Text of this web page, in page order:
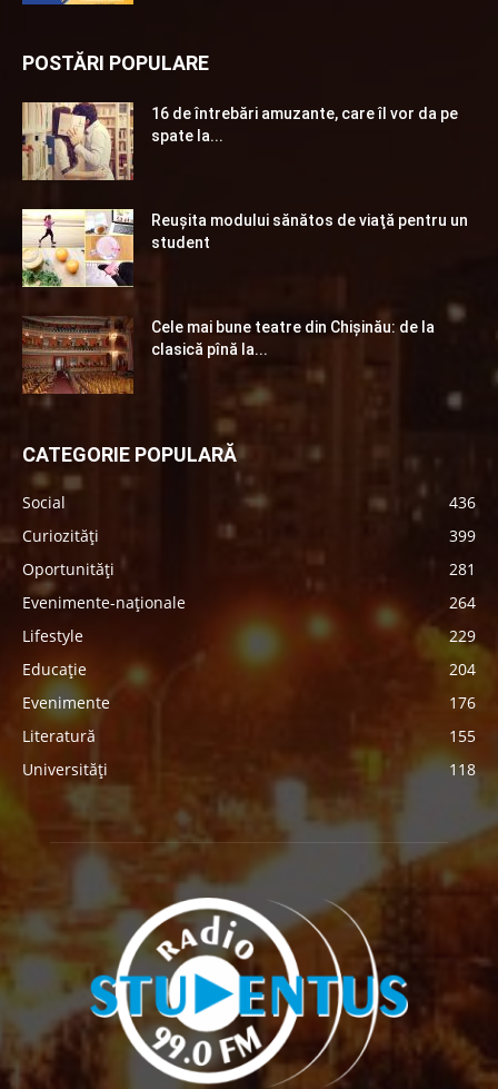
POSTĂRI POPULARE
16 de întrebări amuzante, care îl vor da pe
spate la...
Reuşita modului sănătos de viaţă pentru un
student
Cele mai bune teatre din Chişinău: de la
clasică pînă la...
CATEGORIE POPULARĂ
Social
436
Curiozități
399
Oportunități
281
Evenimente-naționale
264
Lifestyle
229
Educație
204
Evenimente
176
Literatură
155
Universități
118